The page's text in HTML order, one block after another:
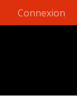
Connexion